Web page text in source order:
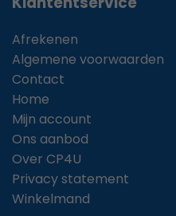
Afrekenen
Algemene voorwaarden
Contact
Home
Mijn account
Ons aanbod
Over CP4U
Privacy statement
Winkelmand